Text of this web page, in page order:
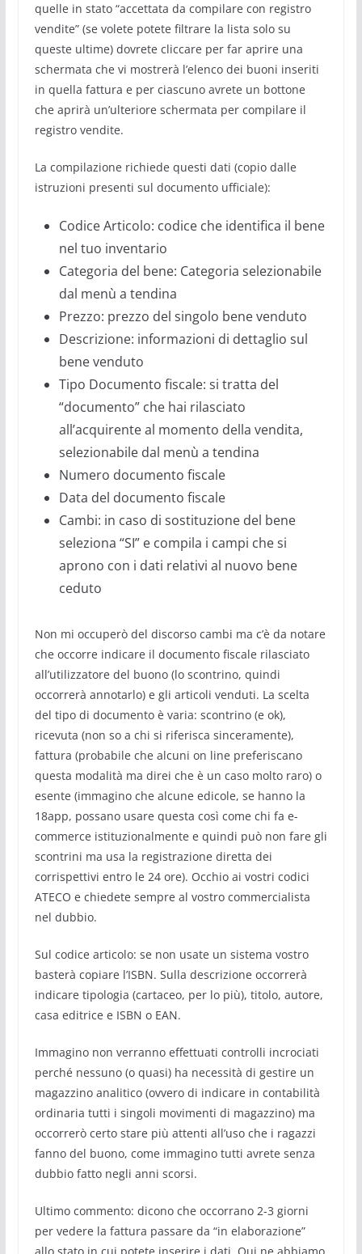
quelle in stato “accettata da compilare con registro
vendite” (se volete potete filtrare la lista solo su
queste ultime) dovrete cliccare per far aprire una
schermata che vi mostrerà l’elenco dei buoni inseriti
in quella fattura e per ciascuno avrete un bottone
che aprirà un’ulteriore schermata per compilare il
registro vendite.
La compilazione richiede questi dati (copio dalle
istruzioni presenti sul documento ufficiale):
Codice Articolo: codice che identifica il bene
nel tuo inventario
Categoria del bene: Categoria selezionabile
dal menù a tendina
Prezzo: prezzo del singolo bene venduto
Descrizione: informazioni di dettaglio sul
bene venduto
Tipo Documento fiscale: si tratta del
“documento” che hai rilasciato
all’acquirente al momento della vendita,
selezionabile dal menù a tendina
Numero documento fiscale
Data del documento fiscale
Cambi: in caso di sostituzione del bene
seleziona “SI” e compila i campi che si
aprono con i dati relativi al nuovo bene
ceduto
Non mi occuperò del discorso cambi ma c’è da notare
che occorre indicare il documento fiscale rilasciato
all’utilizzatore del buono (lo scontrino, quindi
occorrerà annotarlo) e gli articoli venduti. La scelta
del tipo di documento è varia: scontrino (e ok),
ricevuta (non so a chi si riferisca sinceramente),
fattura (probabile che alcuni on line preferiscano
questa modalità ma direi che è un caso molto raro) o
esente (immagino che alcune edicole, se hanno la
18app, possano usare questa così come chi fa e-
commerce istituzionalmente e quindi può non fare gli
scontrini ma usa la registrazione diretta dei
corrispettivi entro le 24 ore). Occhio ai vostri codici
ATECO e chiedete sempre al vostro commercialista
nel dubbio.
Sul codice articolo: se non usate un sistema vostro
basterà copiare l’ISBN. Sulla descrizione occorrerà
indicare tipologia (cartaceo, per lo più), titolo, autore,
casa editrice e ISBN o EAN.
Immagino non verranno effettuati controlli incrociati
perché nessuno (o quasi) ha necessità di gestire un
magazzino analitico (ovvero di indicare in contabilità
ordinaria tutti i singoli movimenti di magazzino) ma
occorrerò certo stare più attenti all’uso che i ragazzi
fanno del buono, come immagino tutti avrete senza
dubbio fatto negli anni scorsi.
Ultimo commento: dicono che occorrano 2-3 giorni
per vedere la fattura passare da “in elaborazione”